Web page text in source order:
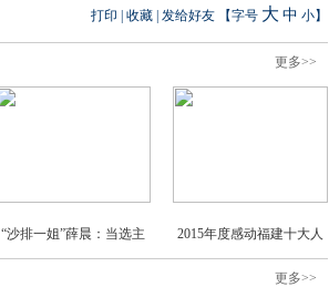
打印 收藏 发给好友 【字号 大 中 小】
更多>>
“沙排一姐”薛晨：当选主
火炬手是惊喜
2015年度感动福建十大人
物评选活动启动仪式在福
更多>>